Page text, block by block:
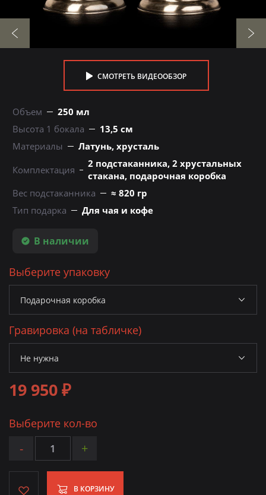
СМОТРЕТЬ ВИДЕООБЗОР
Объем
250 мл
Высота 1 бокала
13,5 см
Материалы
Латунь, хрусталь
Комплектация
2 подстаканника, 2 хрустальных
стакана, подарочная коробка
Вес подстаканника
≈ 820 гр
Тип подарка
Для чая и кофе
В наличии
Выберите упаковку
Гравировка (на табличке)
19 950 ₽
Выберите кол-во
- +
В КОРЗИНУ